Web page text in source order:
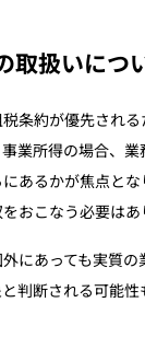
扱いにつ
条約が優先され
業所得の場合、
あるかが焦点と
おこなう必要はあ
にあっても実質
判断される可能性